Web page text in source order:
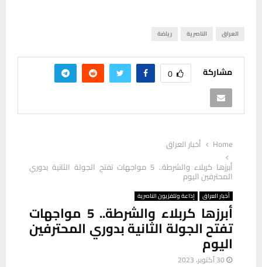
العراق الناصرية رياضة
مشاركة 0
Home
أخبار العراق
أبرزها كربلاء والشرطة.. 5 مواجهات تفتح الجولة الثانية بدوري
المحترفين اليوم
أخبار العراق إذاعة وتلفزيون الناصرية
أبرزها كربلاء والشرطة.. 5 مواجهات
تفتح الجولة الثانية بدوري المحترفين
اليوم
30 أكتوبر، 2023